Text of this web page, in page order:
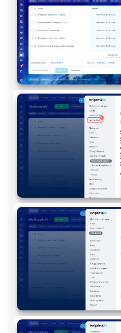
Dipendenti
Knowledge base
Firma elettronica per HR
Automazione
Flussi di lavoro
Marketing
Gestione inventario
Telefonia
Mio profilo
Impostazioni
Bitrix24 On-Premise
Bitrix24 Messenger